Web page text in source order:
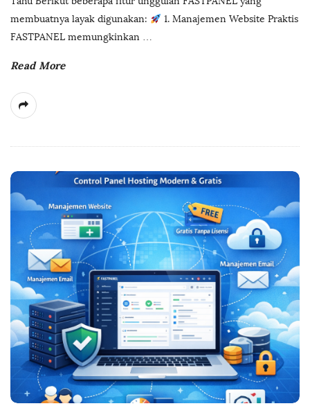
membuatnya layak digunakan:
1. Manajemen Website Praktis
FASTPANEL memungkinkan …
Read More